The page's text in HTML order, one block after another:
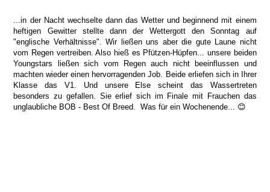
...in der Nacht wechselte dann das Wetter und beginnend mit einem
heftigen Gewitter stellte dann der Wettergott den Sonntag auf
"englische Verhältnisse". Wir ließen uns aber die gute Laune nicht
vom Regen vertreiben. Also hieß es Pfützen-Hüpfen... unsere beiden
Youngstars ließen sich vom Regen auch nicht beeinflussen und
machten wieder einen hervorragenden Job. Beide erliefen sich in Ihrer
Klasse das V1. Und unsere Else scheint das Wassertreten
besonders zu gefallen. Sie erlief sich im Finale mit Frauchen das
unglaubliche BOB - Best Of Breed. Was für ein Wochenende... 😊